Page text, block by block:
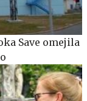
Save omejila